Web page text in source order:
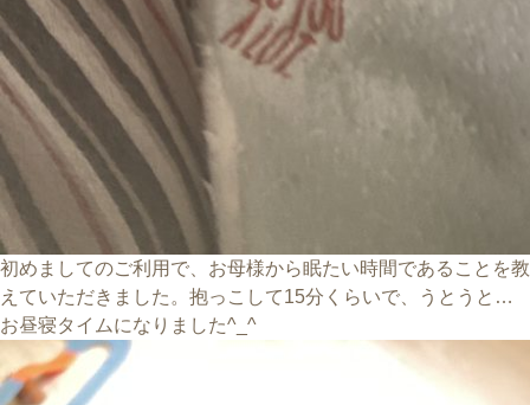
初めましてのご利用で、お母様から眠たい時間であることを教
えていただきました。抱っこして15分くらいで、うとうと…
お昼寝タイムになりました^_^